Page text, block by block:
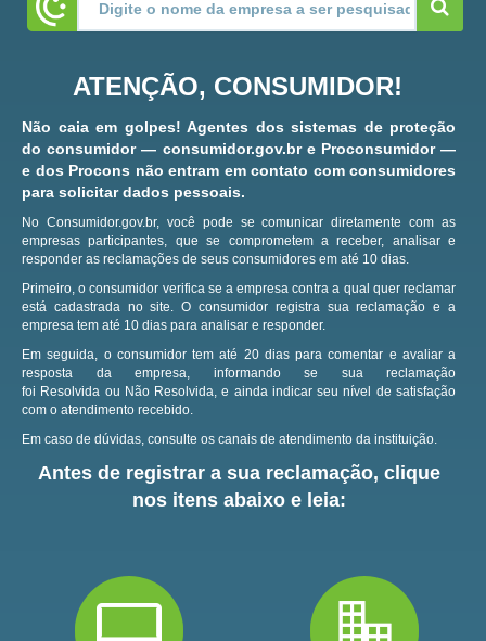
ATENÇÃO, CONSUMIDOR!
Não caia em golpes! Agentes dos sistemas de proteção
do consumidor — consumidor.gov.br e Proconsumidor —
e dos Procons não entram em contato com consumidores
para solicitar dados pessoais.
No Consumidor.gov.br, você pode se comunicar diretamente com as
empresas participantes, que se comprometem a receber, analisar e
responder as reclamações de seus consumidores em até 10 dias.
Primeiro, o consumidor verifica se a empresa contra a qual quer reclamar
está cadastrada no site.O consumidor registra sua reclamação e a
empresa tem até 10 dias para analisar e responder.
Em seguida, o consumidor tem até 20 dias para comentar e avaliar a
resposta da empresa, informando se sua reclamação
foi Resolvida ou Não Resolvida, e ainda indicar seu nível de satisfação
com o atendimento recebido.
Em caso de dúvidas, consulte os canais de atendimento da instituição.
Antes de registrar a sua reclamação, clique
nos itens abaixo e leia: